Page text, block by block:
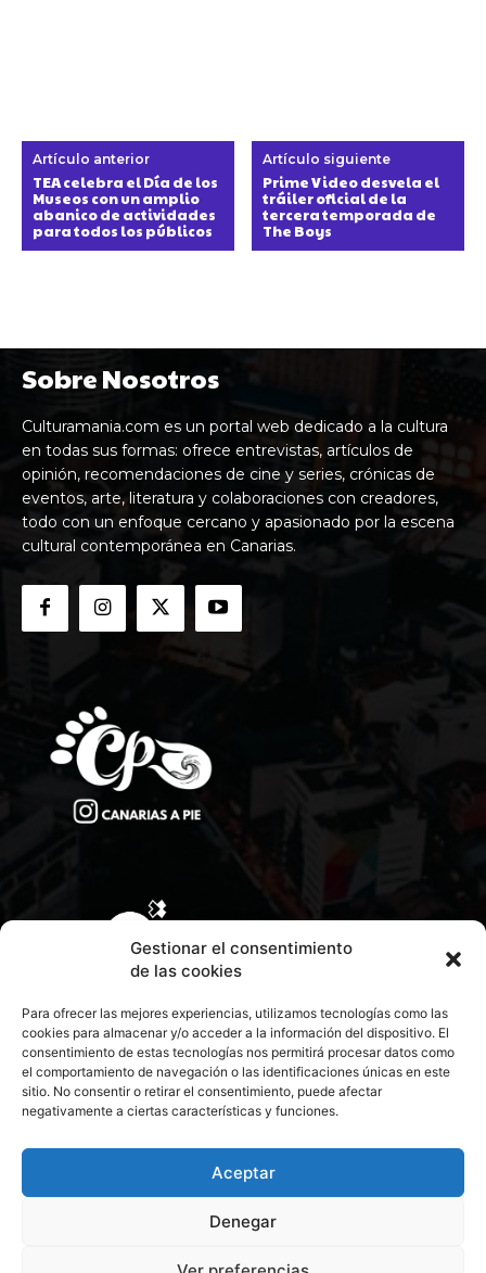
Gestionar el consentimiento
de las cookies
Para ofrecer las mejores experiencias, utilizamos tecnologías como las
cookies para almacenar y/o acceder a la información del dispositivo. El
consentimiento de estas tecnologías nos permitirá procesar datos como
el comportamiento de navegación o las identificaciones únicas en este
sitio. No consentir o retirar el consentimiento, puede afectar
negativamente a ciertas características y funciones.
Aceptar
Denegar
Artículo anterior
TEA celebra el Día de los
Museos con un amplio
abanico de actividades
para todos los públicos
Artículo siguiente
Prime Video desvela el
tráiler oficial de la
tercera temporada de
The Boys
Sobre Nosotros
Culturamania.com es un portal web dedicado a la cultura
en todas sus formas: ofrece entrevistas, artículos de
opinión, recomendaciones de cine y series, crónicas de
eventos, arte, literatura y colaboraciones con creadores,
todo con un enfoque cercano y apasionado por la escena
cultural contemporánea en Canarias.
CONTACTA CON NOSOTROS